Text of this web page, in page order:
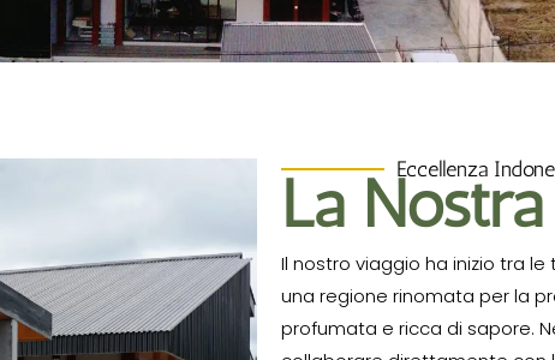
Eccellenza
La
Il nostro viaggio ha inizio tra
una regione rinomata per la
profumata e ricca di sapore.